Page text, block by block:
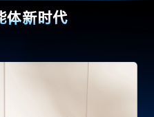
体新时代